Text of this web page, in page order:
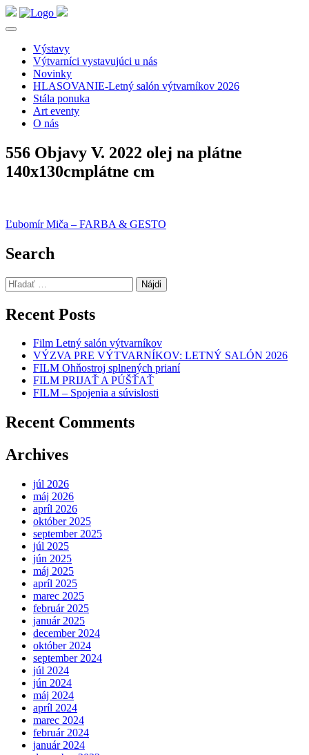
Výstavy
Výtvarníci vystavujúci u nás
Novinky
HLASOVANIE-Letný salón výtvarníkov 2026
Stála ponuka
Art eventy
O nás
556 Objavy V. 2022 olej na plátne
140x130cmplátne cm
Navigácia
v
článku
Ľubomír Miča – FARBA & GESTO
Search
Hľadať:
Recent Posts
Film Letný salón výtvarníkov
VÝZVA PRE VÝTVARNÍKOV: LETNÝ SALÓN 2026
FILM Ohňostroj splnených prianí
FILM PRIJAŤ A PÚŠŤAŤ
FILM – Spojenia a súvislosti
Recent Comments
Archives
júl 2026
máj 2026
apríl 2026
október 2025
september 2025
júl 2025
jún 2025
máj 2025
apríl 2025
marec 2025
február 2025
január 2025
december 2024
október 2024
september 2024
júl 2024
jún 2024
máj 2024
apríl 2024
marec 2024
február 2024
január 2024